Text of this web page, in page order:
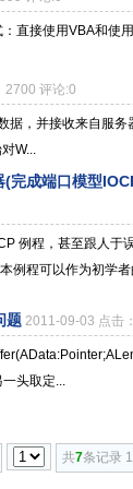
直接使用VBA和使
2700 评论:0
据，并接收来自服
W...
(完成端口模型
例程，甚至跟人于
例程可以作为初学
题 2011-09-03 点击
头取定...
共7条记录